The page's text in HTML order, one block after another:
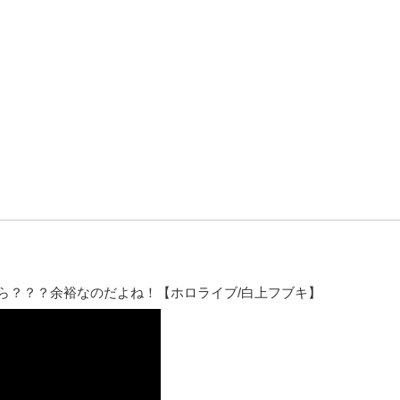
？？余裕なのだよね！【ホロライブ/白上フブキ】